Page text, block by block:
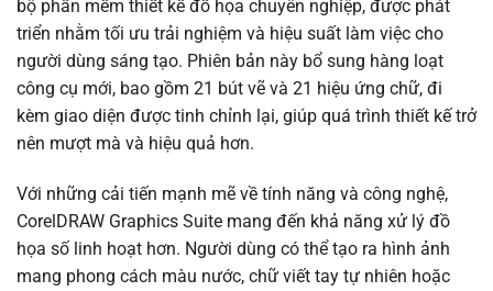
bộ phần mềm thiết kế đồ họa chuyên nghiệp, được phát
triển nhằm tối ưu trải nghiệm và hiệu suất làm việc cho
người dùng sáng tạo. Phiên bản này bổ sung hàng loạt
công cụ mới, bao gồm 21 bút vẽ và 21 hiệu ứng chữ, đi
kèm giao diện được tinh chỉnh lại, giúp quá trình thiết kế trở
nên mượt mà và hiệu quả hơn.
Với những cải tiến mạnh mẽ về tính năng và công nghệ,
CorelDRAW Graphics Suite mang đến khả năng xử lý đồ
họa số linh hoạt hơn. Người dùng có thể tạo ra hình ảnh
mang phong cách màu nước, chữ viết tay tự nhiên hoặc